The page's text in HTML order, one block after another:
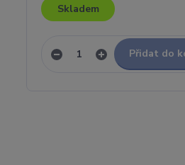
Skladem
Přidat do